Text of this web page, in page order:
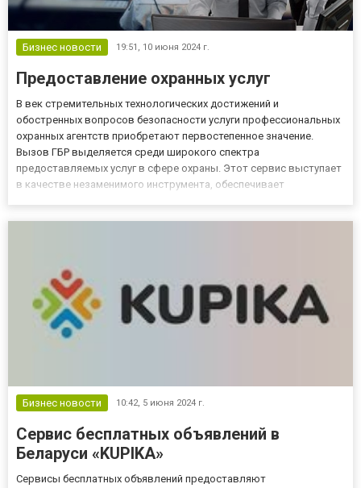
Бизнес новости 19:51, 10 июня 2024 г.
Предоставление охранных услуг
В век стремительных технологических достижений и
обостренных вопросов безопасности услуги профессиональных
охранных агентств приобретают первостепенное значение.
Вызов ГБР выделяется среди широкого спектра
предоставляемых услуг в сфере охраны. Этот сервис выступает
в качестве незаменимого инструмента, обеспечивает
Бизнес новости 10:42, 5 июня 2024 г.
Сервис бесплатных объявлений в
Беларуси «KUPIKA»
Сервисы бесплатных объявлений предоставляют